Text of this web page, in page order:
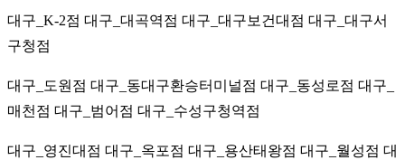
대구_K-2점 대구_대곡역점 대구_대구보건대점 대구_대구서
구청점
대구_도원점 대구_동대구환승터미널점 대구_동성로점 대구_
매천점 대구_범어점 대구_수성구청역점
대구_영진대점 대구_옥포점 대구_용산태왕점 대구_월성점 대